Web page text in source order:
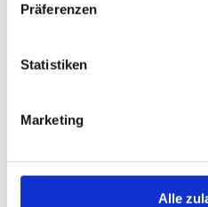
Präferenzen
Statistiken
Marketing
Alle
Hast Du keine Lust und
Stellenanzeige zu
Dir Jobs vorschlagen, die